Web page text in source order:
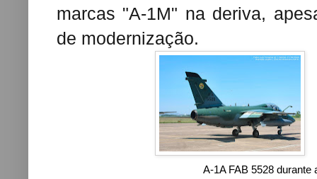
marcas "A-1M" na deriva,
de modernização.
A-1A FAB 5528 durante